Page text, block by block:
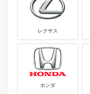
レクサス
ホンダ